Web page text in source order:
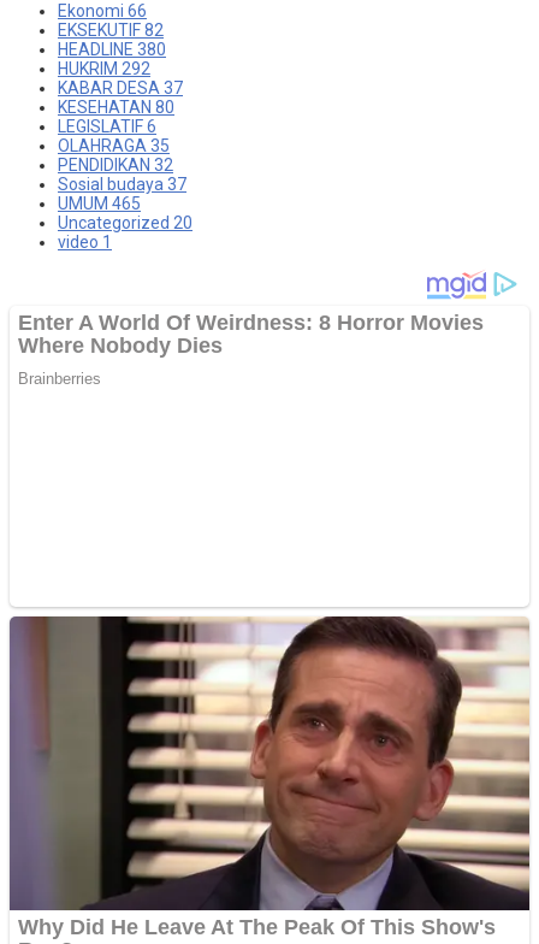
Ekonomi 66
EKSEKUTIF82
HEADLINE 380
HUKRIM 292
KABAR DESA37
KESEHATAN 80
LEGISLATIF6
OLAHRAGA35
PENDIDIKAN 32
Sosial budaya37
UMUM 465
Uncategorized 20
video 1